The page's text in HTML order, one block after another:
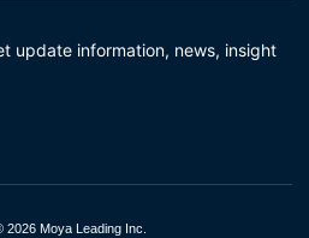
update information, news, insight
2026 Moya Leading Inc.